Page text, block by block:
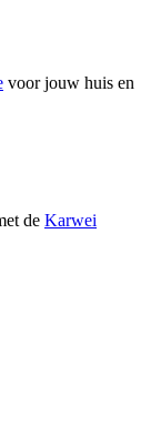
voor jouw huis en
de Karwei